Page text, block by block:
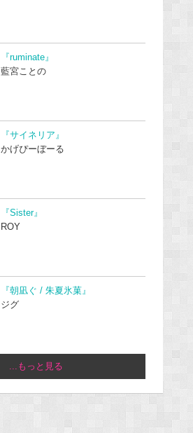
『ruminate』
藍宮ことの
『サイネリア』
かげぴーぼーる
『Sister』
ROY
『朝凪ぐ / 朱夏氷菓』
ジグ
...もっと見る